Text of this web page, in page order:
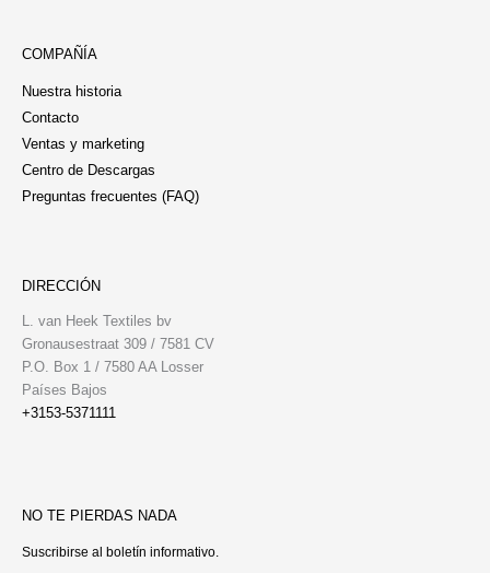
COMPAÑÍA
Nuestra historia
Contacto
Ventas y marketing
Centro de Descargas
Preguntas frecuentes (FAQ)
DIRECCIÓN
L. van Heek Textiles bv
Gronausestraat 309 / 7581 CV
P.O. Box 1 / 7580 AA Losser
Países Bajos
+3153-5371111
NO TE PIERDAS NADA
Suscribirse al boletín informativo.